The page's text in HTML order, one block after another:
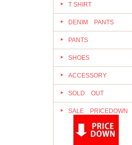
T SHIRT
DENIM PANTS
PANTS
SHOES
ACCESSORY
SOLD OUT
SALE PRICEDOWN